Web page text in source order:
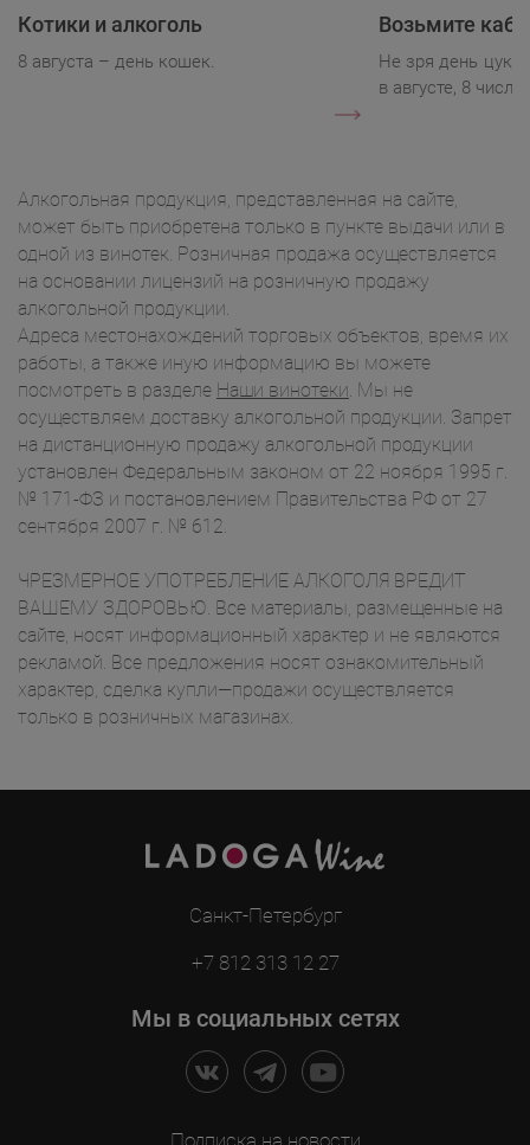
Котики и алкоголь
8 августа – день кошек.
Возьмите
Не зря день
в августе, 8 числа.
Алкогольная продукция, представленная на сайте,
может быть приобретена только в пункте выдачи или в
одной из винотек. Розничная продажа осуществляется
на основании лицензий на розничную продажу
алкогольной продукции.
Адреса местонахождений торговых объектов, время их
работы, а также иную информацию вы можете
посмотреть в разделе Наши винотеки. Мы не
осуществляем доставку алкогольной продукции. Запрет
на дистанционную продажу алкогольной продукции
установлен Федеральным законом от 22 ноября 1995 г.
№ 171-ФЗ и постановлением Правительства РФ от 27
сентября 2007 г. № 612.
ЧРЕЗМЕРНОЕ УПОТРЕБЛЕНИЕ АЛКОГОЛЯ ВРЕДИТ
ВАШЕМУ ЗДОРОВЬЮ. Все материалы, размещенные на
сайте, носят информационный характер и не являются
рекламой. Все предложения носят ознакомительный
характер, сделка купли—продажи осуществляется
только в розничных магазинах.
Санкт-Петербург
+7 812 313 12 27
Мы в социальных сетях
Подписка на новости